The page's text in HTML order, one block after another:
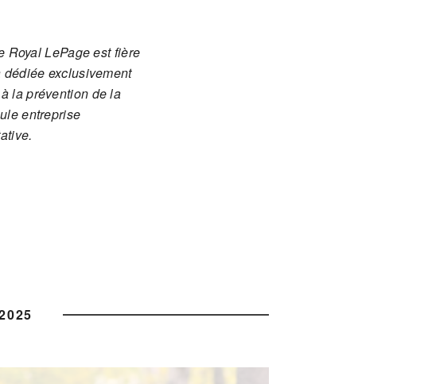
Royal LePage est fière
exclusivement
la prévention de la
entreprise